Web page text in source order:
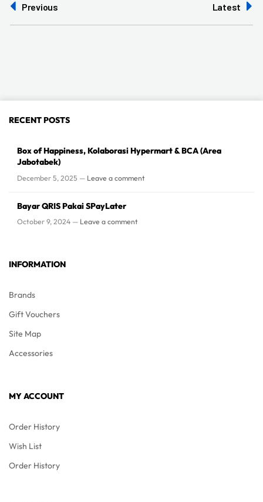
Previous Latest
RECENT POSTS
Box of Happiness, Kolaborasi Hypermart & BCA (Area
Jabotabek)
December 5, 2025 — Leave a comment
Bayar QRIS Pakai SPayLater
October 9, 2024 — Leave a comment
INFORMATION
Brands
Gift Vouchers
Site Map
Accessories
MY ACCOUNT
Order History
Wish List
Order History